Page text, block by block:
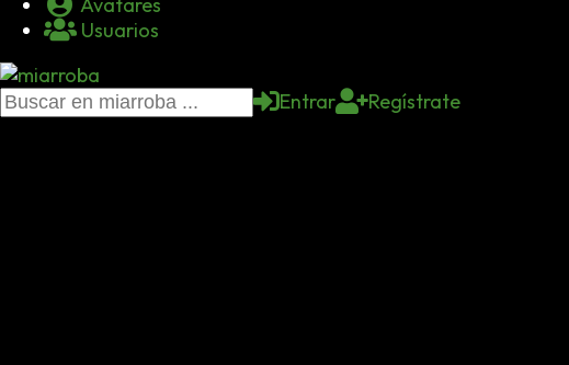
Usuarios
Entrar Regístrate